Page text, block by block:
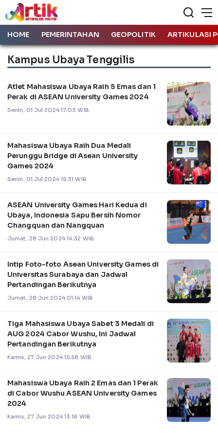
HOME PEMERINTAHAN GEOPOLITIK ARTIKULASI
Kampus Ubaya Tenggilis
Atlet Mahasiswa Ubaya Raih 5 Emas dan 1
Perak di ASEAN University Games 2024
Senin, 01 Jul 2024 17:03 WIB
Mahasiswa Ubaya Raih Dua Medali
Perunggu Bridge di Asean University
Games 2024
Senin, 01 Jul 2024 15:31 WIB
ASEAN University Games Hari Kedua di
Ubaya, Indonesia Sapu Bersih Nomor
Changquan dan Nangquan
Jumat, 28 Jun 2024 14:32 WIB
Intip Foto-foto Asean University Games di
Universitas Surabaya dan Jadwal
Pertandingan Berikutnya
Jumat, 28 Jun 2024 01:14 WIB
Tiga Mahasiswa Ubaya Sabet 3 Medali di
AUG 2024 Cabor Wushu, Ini Jadwal
Pertandingan Berikutnya
Kamis, 27 Jun 2024 15:58 WIB
Mahasiswa Ubaya Raih 2 Emas dan 1 Perak
di Cabor Wushu ASEAN University Games
2024
Kamis, 27 Jun 2024 13:18 WIB